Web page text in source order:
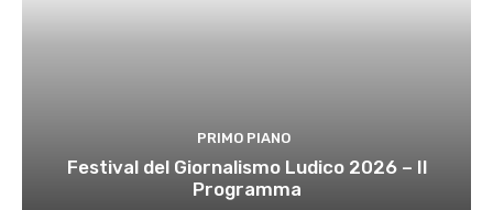
PRIMO PIANO
Festival del Giornalismo Ludico 2026 – Il
Programma